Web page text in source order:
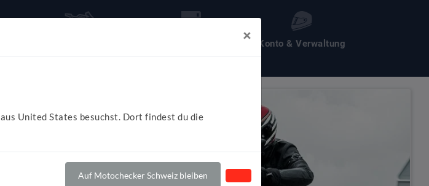
Konto & Verwaltung
×
aus United States besuchst. Dort findest du die
Auf Motochecker Schweiz bleiben